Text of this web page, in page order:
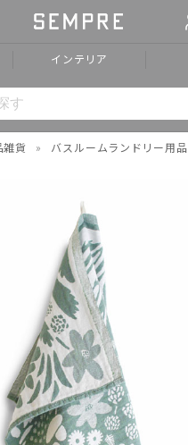
インテリア
雑貨 » バスルームランドリー用品